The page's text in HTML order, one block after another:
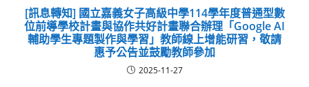
[訊息轉知] 國立嘉義女子高級中學114學年度普通型數
位前導學校計畫與協作共好計畫聯合辦理「Google AI
輔助學生專題製作與學習」教師線上增能研習，敬請
惠予公告並鼓勵教師參加
2025-11-27